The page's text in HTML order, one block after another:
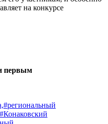
на конкурсе
первым
#региональный